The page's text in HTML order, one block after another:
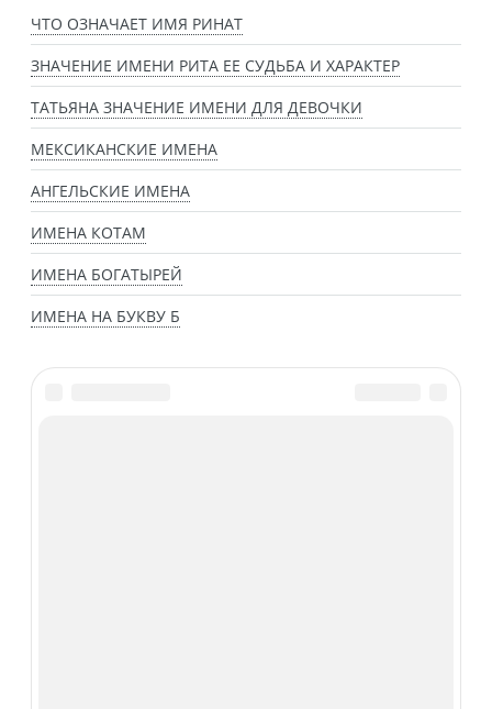
ЧТО ОЗНАЧАЕТ ИМЯ РИНАТ
ЗНАЧЕНИЕ ИМЕНИ РИТА ЕЕ СУДЬБА И ХАРАКТЕР
ТАТЬЯНА ЗНАЧЕНИЕ ИМЕНИ ДЛЯ ДЕВОЧКИ
МЕКСИКАНСКИЕ ИМЕНА
АНГЕЛЬСКИЕ ИМЕНА
ИМЕНА КОТАМ
ИМЕНА БОГАТЫРЕЙ
ИМЕНА НА БУКВУ Б